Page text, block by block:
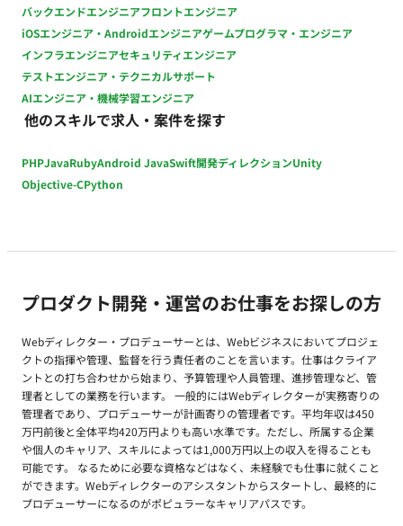
バックエンドエンジニアフロントエンジニア
iOSエンジニア・Androidエンジニアゲームプログラマ・エンジニア
インフラエンジニアセキュリティエンジニア
テストエンジニア・テクニカルサポート
AIエンジニア・機械学習エンジニア
他のスキルで求人・案件を探す
PHPJavaRubyAndroid JavaSwift開発ディレクションUnity
Objective-CPython
プロダクト開発・運営のお仕事をお探しの方
Webディレクター・プロデューサーとは、Webビジネスにおいてプロジェ
クトの指揮や管理、監督を行う責任者のことを言います。仕事はクライア
ントとの打ち合わせから始まり、予算管理や人員管理、進捗管理など、管
理者としての業務を行います。 一般的にはWebディレクターが実務寄りの
管理者であり、プロデューサーが計画寄りの管理者です。平均年収は450
万円前後と全体平均420万円よりも高い水準です。ただし、所属する企業
や個人のキャリア、スキルによっては1,000万円以上の収入を得ることも
可能です。 なるために必要な資格などはなく、未経験でも仕事に就くこと
ができます。Webディレクターのアシスタントからスタートし、最終的に
プロデューサーになるのがポピュラーなキャリアパスです。